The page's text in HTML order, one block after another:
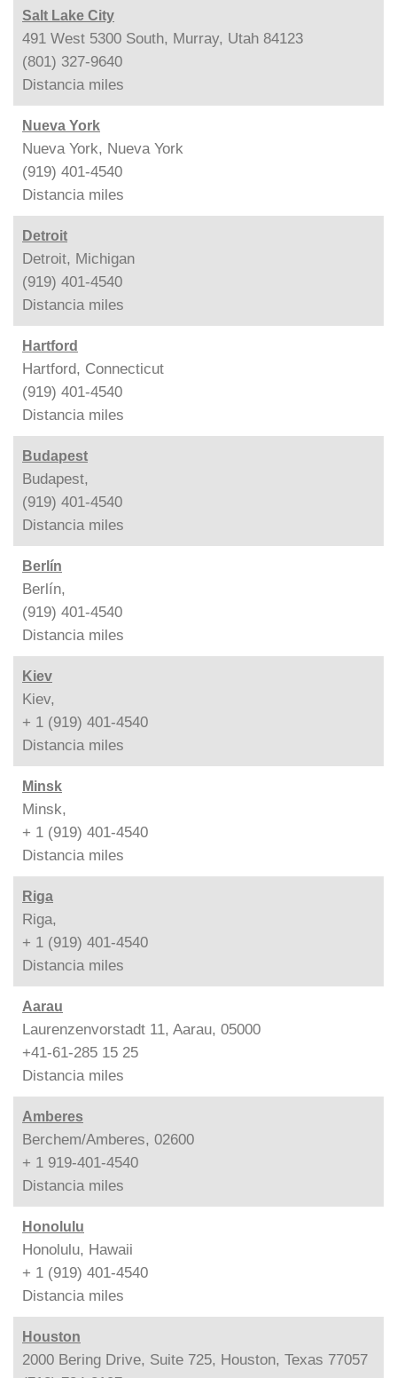
Salt Lake City
491 West 5300 South, Murray, Utah 84123
(801) 327-9640
Distancia miles
Nueva York
Nueva York, Nueva York
(919) 401-4540
Distancia miles
Detroit
Detroit, Michigan
(919) 401-4540
Distancia miles
Hartford
Hartford, Connecticut
(919) 401-4540
Distancia miles
Budapest
Budapest,
(919) 401-4540
Distancia miles
Berlín
Berlín,
(919) 401-4540
Distancia miles
Kiev
Kiev,
+ 1 (919) 401-4540
Distancia miles
Minsk
Minsk,
+ 1 (919) 401-4540
Distancia miles
Riga
Riga,
+ 1 (919) 401-4540
Distancia miles
Aarau
Laurenzenvorstadt 11, Aarau, 05000
+41-61-285 15 25
Distancia miles
Amberes
Berchem/Amberes, 02600
+ 1 919-401-4540
Distancia miles
Honolulu
Honolulu, Hawaii
+ 1 (919) 401-4540
Distancia miles
Houston
2000 Bering Drive, Suite 725, Houston, Texas 77057